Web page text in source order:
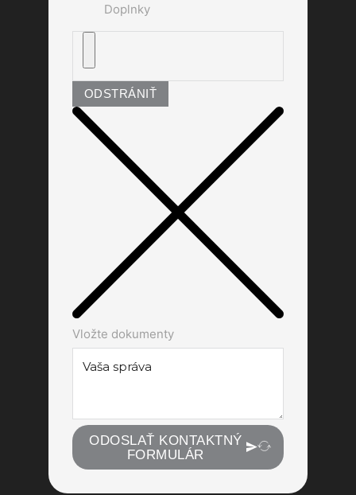
Doplnky
ODSTRÁNIŤ
Vložte dokumenty
ODOSLAŤ KONTAKTNÝ
FORMULÁR